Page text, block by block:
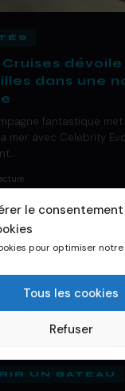
le consentement
pour optimiser
Tous les cookies
Refuser
dévoile
dans une
fantastique
mer avec Celebrity
UN BATEAU